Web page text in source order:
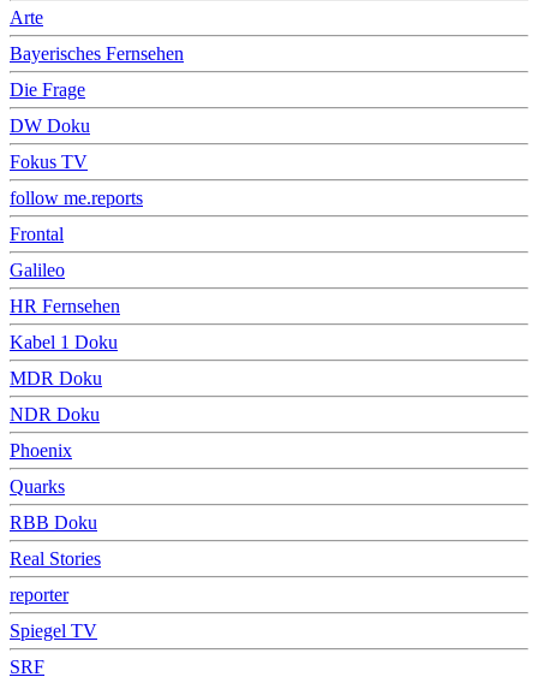
Arte
Bayerisches Fernsehen
Die Frage
DW Doku
Fokus TV
follow me.reports
Frontal
Galileo
HR Fernsehen
Kabel 1 Doku
MDR Doku
NDR Doku
Phoenix
Quarks
RBB Doku
Real Stories
reporter
Spiegel TV
SRF